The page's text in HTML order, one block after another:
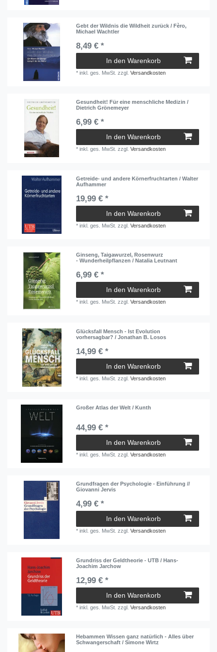
Gebt der Wildnis die Wildheit zurück / Fèro,
Michael Wachtler
8,49 € *
In den Warenkorb
*inkl. ges. MwSt. zzgl.Versandkosten
Gesundheit! Für eine menschliche Medizin /
Dietrich Grönemeyer
6,99 € *
In den Warenkorb
*inkl. ges. MwSt. zzgl.Versandkosten
Getreide- und andere Körnerfruchtarten / Walter
Aufhammer
19,99 € *
In den Warenkorb
*inkl. ges. MwSt. zzgl.Versandkosten
Ginseng, Taigawurzel, Rosenwurz
- Wunderheilpflanzen / Natalia Leutnant
6,99 € *
In den Warenkorb
*inkl. ges. MwSt. zzgl.Versandkosten
Glücksfall Mensch - Ist Evolution
vorhersagbar? / Jonathan B. Losos
14,99 € *
In den Warenkorb
*inkl. ges. MwSt. zzgl.Versandkosten
Großer Atlas der Welt / Kunth
44,99 € *
In den Warenkorb
*inkl. ges. MwSt. zzgl.Versandkosten
Grundfragen der Psychologie - Einführung //
Giovanni Jervis
4,99 € *
In den Warenkorb
*inkl. ges. MwSt. zzgl.Versandkosten
Grundriss der Geldtheorie - UTB / Hans-
Joachim Jarchow
12,99 € *
In den Warenkorb
*inkl. ges. MwSt. zzgl.Versandkosten
Hebammen Wissen ganz natürlich - Alles über
Schwangerschaft / Simone Wirtz